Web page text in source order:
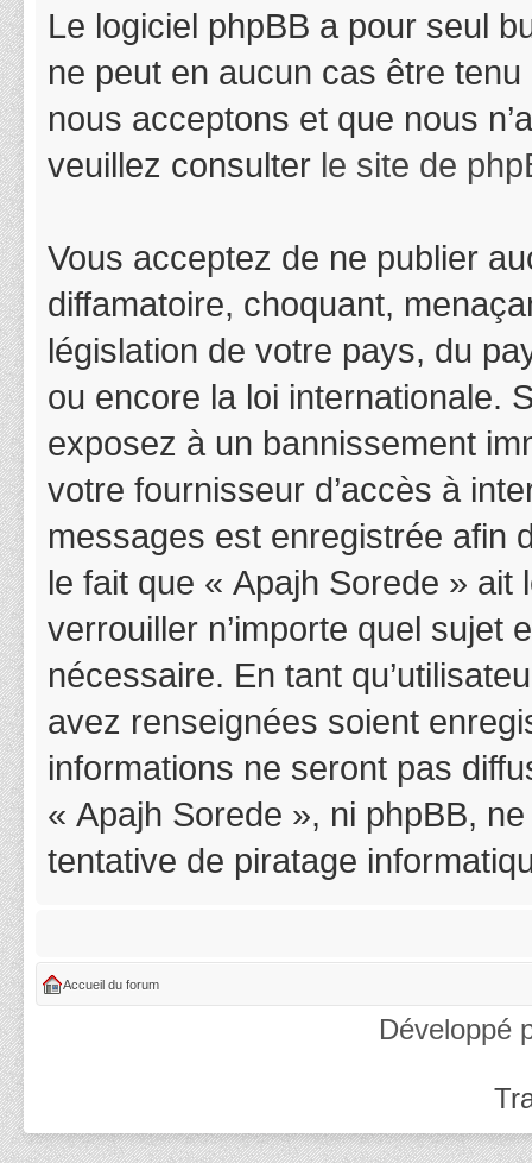
Le logiciel phpBB a pour seul
ne peut en aucun cas être
nous acceptons et que nous
veuillez consulter le site de
Vous acceptez de ne publier
diffamatoire, choquant,
législation de votre pays, du
ou encore la loi internationale.
exposez à un bannissement
votre fournisseur d’accès à
messages est enregistrée afin
le fait que « Apajh Sorede »
verrouiller n’importe quel sujet
nécessaire. En tant
avez renseignées soient
informations ne seront pas
« Apajh Sorede », ni phpBB,
tentative de piratage
Accueil du forum
Développé